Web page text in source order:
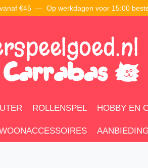
vanaf €45 — Op werkdagen voor 15:00
ROLLENSPEL HOBBY EN